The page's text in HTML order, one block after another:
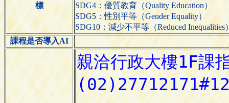
標
SDG4：優質教育（Quality Education）
SDG5：性別平等（Gender Equality）
SDG10：減少不平等（Reduced Inequalities
課程是否導入AI